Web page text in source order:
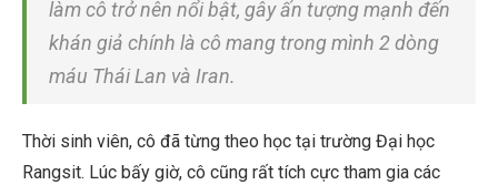
làm cô trở nên nổi bật, gây ấn tượng mạnh đến
khán giả chính là cô mang trong mình 2 dòng
máu Thái Lan và Iran.
Thời sinh viên, cô đã từng theo học tại trường Đại học
Rangsit. Lúc bấy giờ, cô cũng rất tích cực tham gia các